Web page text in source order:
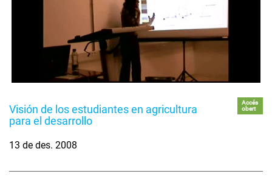
Visión de los estudiantes en agricultura
para el desarrollo
Accés
obert
13 de des. 2008